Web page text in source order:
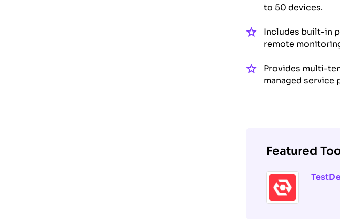
to 50 devices.
Includes built-in
remote
Provides multi-
managed service
Featured